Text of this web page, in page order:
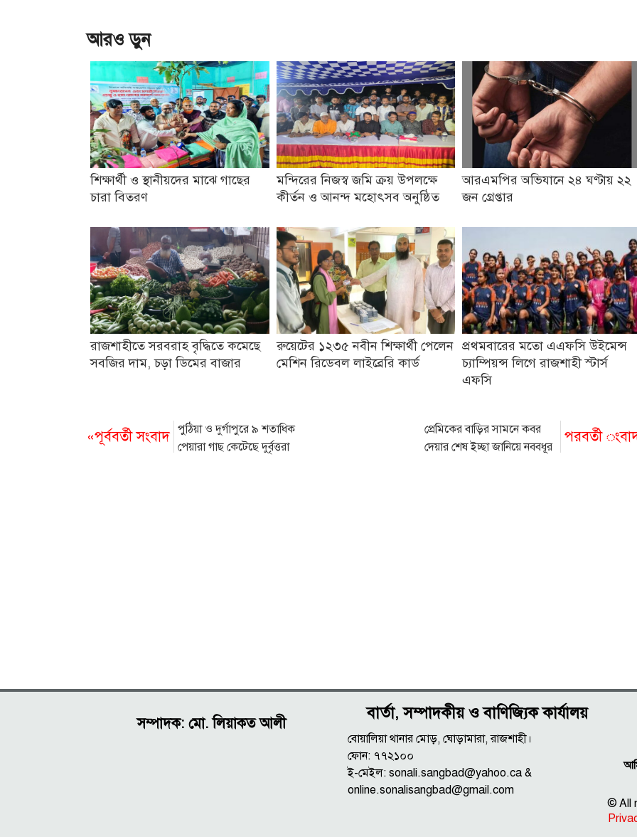
আরও ড়ুন
শিক্ষার্থী ও স্থানীয়দের মাঝে গাছের
চারা বিতরণ
মন্দিরের নিজস্ব জমি ক্রয় উপলক্ষে
কীর্তন ও আনন্দ মহোৎসব অনুষ্ঠিত
আরএমপির অভিযানে ২৪ ঘণ্টায় ২২
জন গ্রেপ্তার
রাজশাহীতে সরবরাহ বৃদ্ধিতে কমেছে
সবজির দাম, চড়া ডিমের বাজার
রুয়েটের ১২৩৫ নবীন শিক্ষার্থী পেলেন
মেশিন রিডেবল লাইব্রেরি কার্ড
প্রথমবারের মতো এএফসি উইমেন্স
চ্যাম্পিয়ন্স লিগে রাজশাহী স্টার্স
এফসি
«পূর্ববর্তী সংবাদ পুঠিয়া ও দুর্গাপুরে ৯ শতাধিক
পেয়ারা গাছ কেটেছে দুর্বৃত্তরা
পরবর্তী
প্রেমিকের বাড়ির সামনে কবর
দেয়ার শেষ ইচ্ছা জানিয়ে নববধূর
সম্পাদক: মো. লিয়াকত আলী
বার্তা, সম্পাদকীয় ও বাণিজ্যিক কার্যালয়
বোয়ালিয়া থানার মোড়, ঘোড়ামারা, রাজশাহী।
ফোন: ৭৭২১০০
ই-মেইল: sonali.sangbad@yahoo.ca &
online.sonalisangbad@gmail.com
© All